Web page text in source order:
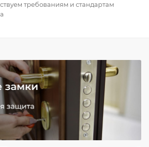
требованиям и стандартам